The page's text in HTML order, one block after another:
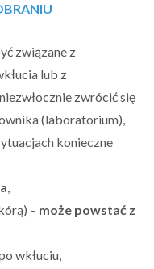
związane z
lub z
zwrócić się
(laboratorium),
konieczne
,
– może powstać z
wkłuciu,